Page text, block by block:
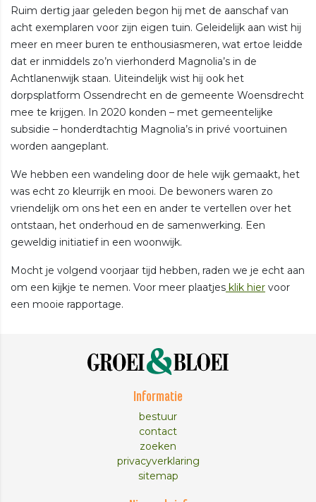
Ruim dertig jaar geleden begon hij met de aanschaf van
acht exemplaren voor zijn eigen tuin. Geleidelijk aan wist hij
meer en meer buren te enthousiasmeren, wat ertoe leidde
dat er inmiddels zo’n vierhonderd Magnolia’s in de
Achtlanenwijk staan. Uiteindelijk wist hij ook het
dorpsplatform Ossendrecht en de gemeente Woensdrecht
mee te krijgen. In 2020 konden – met gemeentelijke
subsidie – honderdtachtig Magnolia’s in privé voortuinen
worden aangeplant.
We hebben een wandeling door de hele wijk gemaakt, het
was echt zo kleurrijk en mooi. De bewoners waren zo
vriendelijk om ons het een en ander te vertellen over het
ontstaan, het onderhoud en de samenwerking. Een
geweldig initiatief in een woonwijk.
Mocht je volgend voorjaar tijd hebben, raden we je echt aan
om een kijkje te nemen. Voor meer plaatjes klik hier voor
een mooie rapportage.
Informatie
bestuur
contact
zoeken
privacyverklaring
sitemap